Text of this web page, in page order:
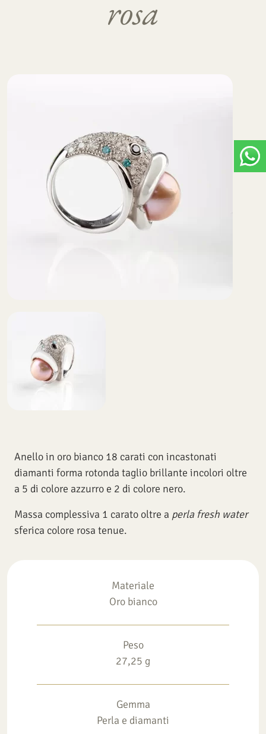
rosa
Anello in oro bianco 18 carati con incastonati
diamanti forma rotonda taglio brillante incolori oltre
a 5 di colore azzurro e 2 di colore nero.
Massa complessiva 1 carato oltre a perla fresh water
sferica colore rosa tenue.
Materiale
Oro bianco
Peso
27,25 g
Gemma
Perla e diamanti